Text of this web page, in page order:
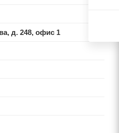
д. 248, офис 1